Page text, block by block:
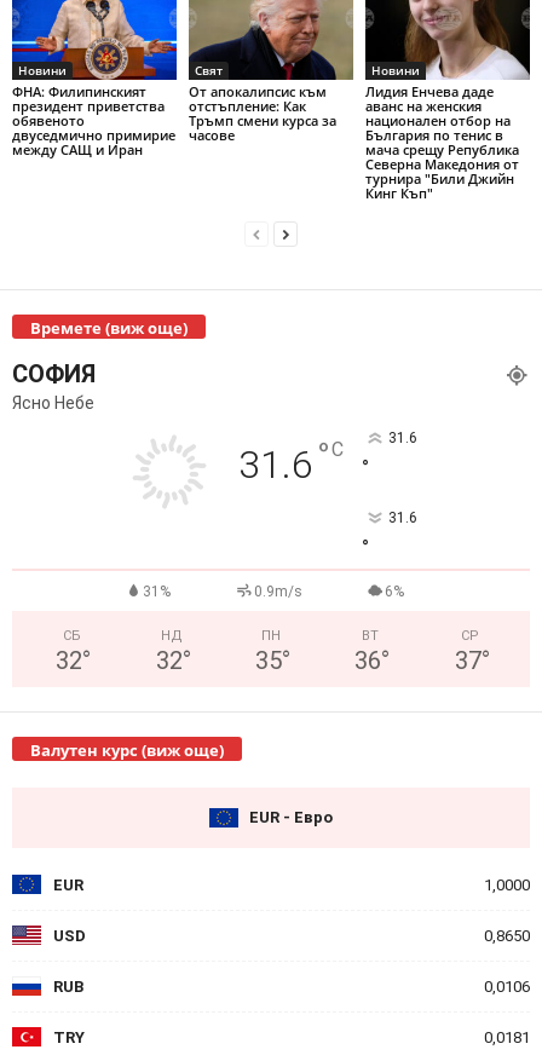
Новини
ФНА: Филипинският
президент приветства
обявеното
двуседмично примирие
между САЩ и Иран
Свят
От апокалипсис към
отстъпление: Как
Тръмп смени курса за
часове
Новини
Лидия Енчева даде
аванс на женския
национален отбор на
България по тенис в
мача срещу Република
Северна Македония от
турнира "Били Джийн
Кинг Къп"
Времете (виж още)
СОФИЯ
Ясно Небе
31.6 °C 31.6
°
31.6
°
31% 0.9m/s 6%
СБ
32°
НД
32°
ПН
35°
ВТ
36°
СР
37°
Валутен курс (виж още)
EUR - Евро
EUR 1,0000
USD 0,8650
RUB 0,0106
TRY 0,0181